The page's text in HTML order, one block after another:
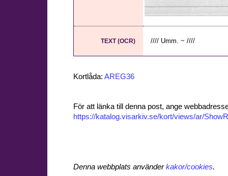
TEXT (OCR) //// Umm. ~ ////
Kortlåda: AREG36
För att länka till denna post, ange
https://katalog.visarkiv.se/kort/views/ar/
Denna webbplats använderkakor/cookies.